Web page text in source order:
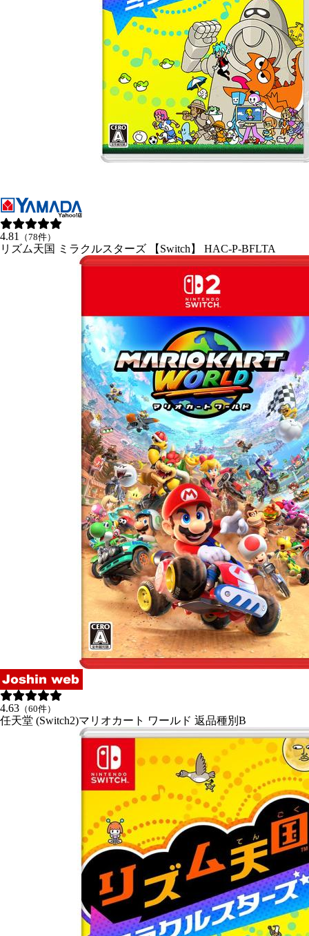
4.81 （78件）
リズム天国 ミラクルスターズ 【Switch】 HAC-P-BFLTA
4.63 （60件）
任天堂 (Switch2)マリオカート ワールド 返品種別B